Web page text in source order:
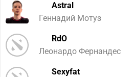
Astral
Геннадий Мотуз
RdO
Леонардо Фернандес
Sexyfat